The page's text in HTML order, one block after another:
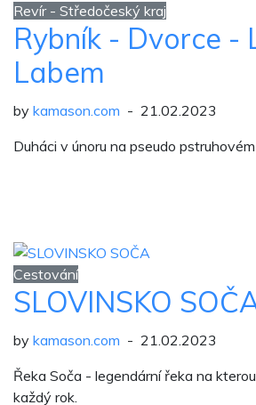
Revír - Středočeský kraj
Rybník - Dvorce -
Labem
by kamason.com - 21.02.2023
Duháci v únoru na pseudo
Cestování
SLOVINSKO
by kamason.com - 21.02.2023
Řeka Soča - legendární řeka na
každý rok.